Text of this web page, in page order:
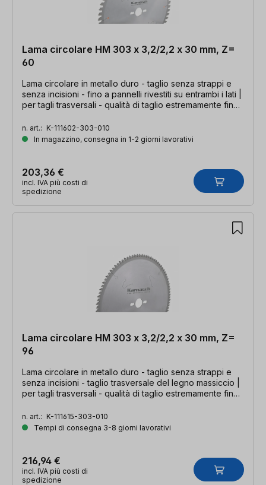
Lama circolare HM 303 x 3,2/2,2 x 30 mm, Z=
60
Lama circolare in metallo duro - taglio senza strappi e
senza incisioni - fino a pannelli rivestiti su entrambi i lati |
per tagli trasversali - qualità di taglio estremamente fine |
n. art.: K-111602-303-010
In magazzino, consegna in 1-2 giorni lavorativi
203,36 €
incl. IVA più costi di
spedizione
Lama circolare HM 303 x 3,2/2,2 x 30 mm, Z=
96
Lama circolare in metallo duro - taglio senza strappi e
senza incisioni - taglio trasversale del legno massiccio |
per tagli trasversali - qualità di taglio estremamente fine |
n. art.: K-111615-303-010
Tempi di consegna 3-8 giorni lavorativi
216,94 €
incl. IVA più costi di
spedizione